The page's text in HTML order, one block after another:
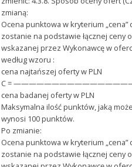
zmianą:
Ocena punktowa w kryterium „cena”
zostanie na podstawie łącznej ceny
wskazanej przez Wykonawcę w
według wzoru :
cena najtańszej oferty w PLN
C = ———————————————— x
cena badanej oferty w PLN
Maksymalna ilość punktów, jaką
wynosi 100 punktów.
Po zmianie:
Ocena punktowa w kryterium „cena”
zostanie na podstawie łącznej ceny